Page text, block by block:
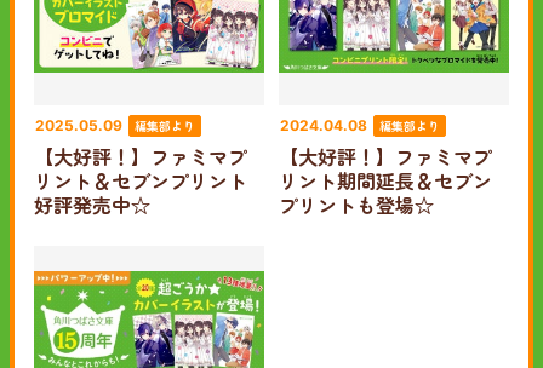
2025.05.09 編集部より
【大好評！】ファミマプ
リント＆セブンプリント
好評発売中☆
2024.04.08 編集部より
【大好評！】ファミマプ
リント期間延長＆セブン
プリントも登場☆